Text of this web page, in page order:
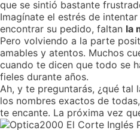
que se sintió bastante
Imagínate el estrés de
encontrar su pedido, faltan la
Pero volviendo a la parte
amables y atentos. Muchos
cuando te dicen que todo se
fieles durante años.
Ah, y te preguntarás, ¿qué tal
los nombres exactos de
te encante. La próxima vez